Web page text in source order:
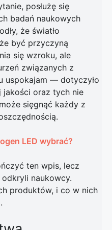
posłużę się
badań naukowych
że światło
być przyczyną
się wzroku, ale
związanych z
uspokajam — dotyczyło
jakości oraz tych nie
sięgnąć każdy z
LED wybrać?
ten wpis, lecz
naukowcy.
produktów, i co w nich